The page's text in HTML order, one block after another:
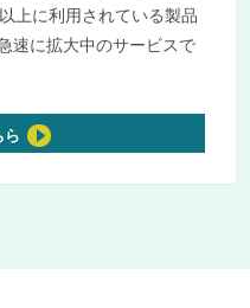
上に利用されている製品
速に拡大中のサービスで
ら